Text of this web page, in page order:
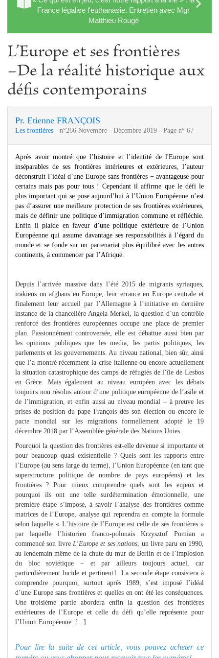
France légalise l'euthanasie. Entretien avec Mgr
Matthieu Rougé
L’Europe et ses frontières
−De la réalité historique aux
défis contemporains
Pr. Etienne FRANÇOIS
Les frontières - n°266 Novembre - Décembre 2019 - Page n° 67
Après avoir montré que l’histoire et l’identité de l'Europe sont
inséparables de ses frontières intérieures et extérieures, l’auteur
déconstruit l’idéal d’une Europe sans frontières − avantageuse pour
certains mais pas pour tous ! Cependant il affirme que le défi le
plus important qui se pose aujourd’hui à l’Union Européenne n’est
pas d’assurer une meilleure protection de ses frontières extérieures,
mais de définir une politique d’immigration commune et réfléchie.
Enfin il plaide en faveur d’une politique extérieure de l’Union
Européenne qui assume davantage ses responsabilités à l’égard du
monde et se fonde sur un partenariat plus équilibré avec les autres
continents, à commencer par l’Afrique.
Depuis l’arrivée massive dans l’été 2015 de migrants syriaques,
irakiens ou afghans en Europe, leur errance en Europe centrale et
finalement leur accueil par l’Allemagne à l’initiative en dernière
instance de la chancelière Angela Merkel, la question d’un contrôle
renforcé des frontières européennes occupe une place de premier
plan. Passionnément controversée, elle est débattue aussi bien par
les opinions publiques que les media, les partis politiques, les
parlements et les gouvernements. Au niveau national, bien sûr, ainsi
que l’a montré récemment la crise italienne ou encore actuellement
la situation catastrophique des camps de réfugiés de l’île de Lesbos
en Grèce. Mais également au niveau européen avec les débats
toujours non résolus autour d’une politique européenne de l’asile et
de l’immigration, et enfin aussi au niveau mondial – à preuve les
prises de position du pape François dès son élection ou encore le
pacte mondial sur les migrations formellement adopté le 19
décembre 2018 par l’Assemblée générale des Nations Unies.
Pourquoi la question des frontières est-elle devenue si importante et
pour beaucoup quasi existentielle ? Quels sont les rapports entre
l’Europe (au sens large du terme), l’Union Européenne (en tant que
superstructure politique de nombre de pays européens) et les
frontières ? Pour mieux comprendre quels sont les enjeux et
pourquoi ils ont une telle surdétermination émotionnelle, une
première étape s’impose, à savoir l’analyse des frontières comme
matrices de l’Europe, analyse qui reprendra en compte la formule
selon laquelle « L’histoire de l’Europe est celle de ses frontières »
par laquelle l’historien franco-polonais Krzysztof Pomian a
commencé son livre L’Europe et ses nations , un livre paru en 1990,
au lendemain même de la chute du mur de Berlin et de l’implosion
du bloc soviétique − et par ailleurs toujours actuel, car
particulièrement lucide et pertinent1. La seconde étape consistera à
comprendre pourquoi, surtout après 1989, s’est imposé l’idéal
d’une Europe sans frontières et quelles en ont été les conséquences.
Une troisième partie abordera enfin la question des frontières
extérieures de l’Europe et celle du défi qu’elle représente pour
l’Union Européenne. [...]
Pour lire la suite de cet article, vous pouvez acheter ce